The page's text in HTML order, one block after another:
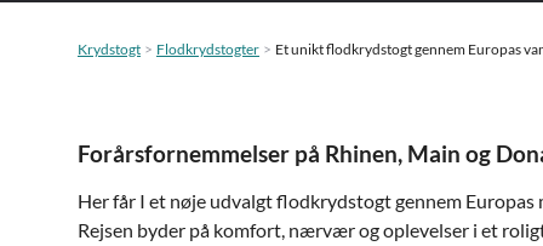
Krydstogt Flodkrydstogter Et unikt flodkrydstogt gennem Europas
Forårsfornemmelser på Rhinen, Main og
Her får I et nøje udvalgt flodkrydstogt gennem Europas
Rejsen byder på komfort, nærvær og oplevelser i et